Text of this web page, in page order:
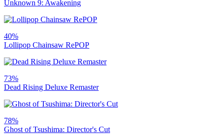
Unknown 9: Awakening
40%
Lollipop Chainsaw RePOP
73%
Dead Rising Deluxe Remaster
78%
Ghost of Tsushima: Director's Cut